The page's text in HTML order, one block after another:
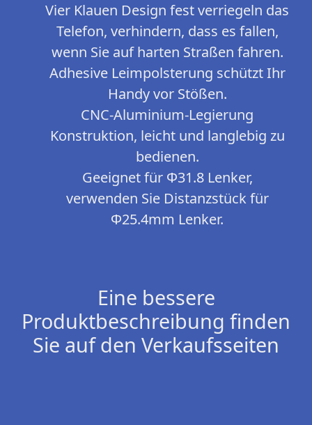
Vier Klauen Design fest verriegeln das
Telefon, verhindern, dass es fallen,
wenn Sie auf harten Straßen fahren.
Adhesive Leimpolsterung schützt Ihr
Handy vor Stößen.
CNC-Aluminium-Legierung
Konstruktion, leicht und langlebig zu
bedienen.
Geeignet für Φ31.8 Lenker,
verwenden Sie Distanzstück für
Φ25.4mm Lenker.
Eine bessere
Produktbeschreibung finden
Sie auf den Verkaufsseiten